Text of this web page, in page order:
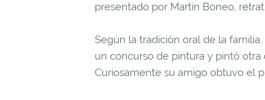
presentado por Martín Boneo,
Según la tradición oral de la
un concurso de pintura y pintó
Curiosamente su amigo obtuvo el